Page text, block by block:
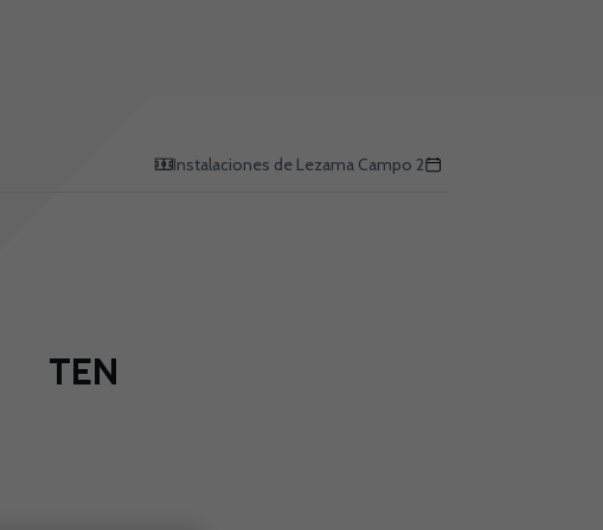
Instalaciones de Lezama Campo 2
TEN